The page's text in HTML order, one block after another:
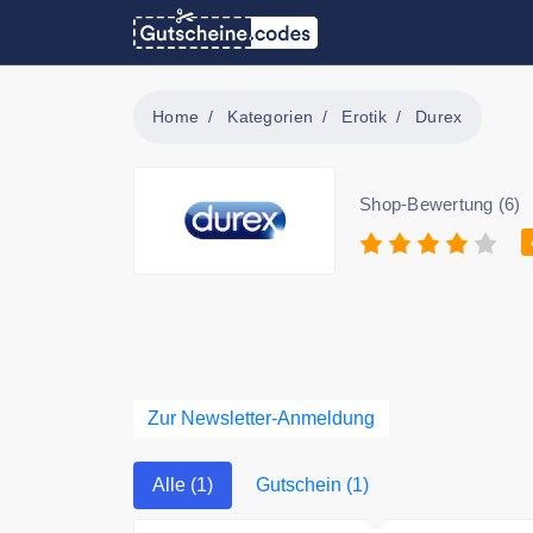
Home Kategorien Erotik Durex
Shop-Bewertung (6)
Zur Newsletter-Anmeldung
Alle (1) Gutschein (1)